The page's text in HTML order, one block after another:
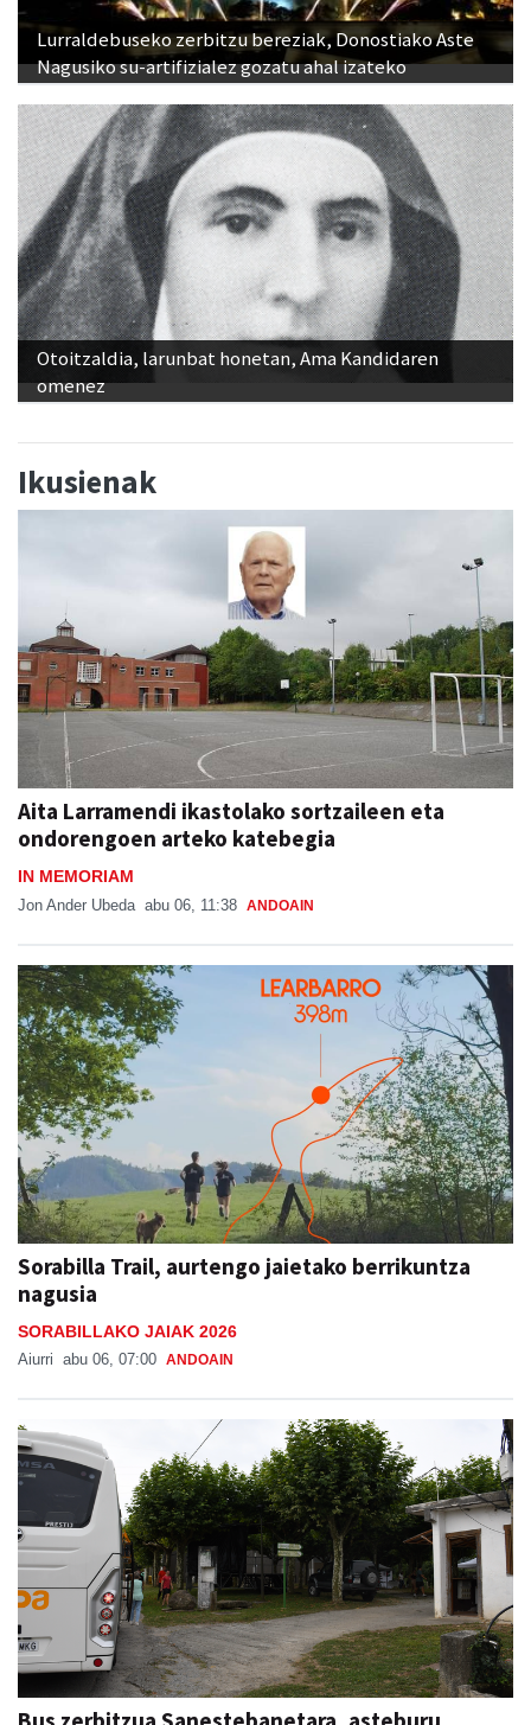
Lurraldebuseko zerbitzu bereziak, Donostiako Aste
Nagusiko su-artifizialez gozatu ahal izateko
Otoitzaldia, larunbat honetan, Ama Kandidaren
omenez
Ikusienak
Aita Larramendi ikastolako sortzaileen eta
ondorengoen arteko katebegia
IN MEMORIAM
Jon Ander Ubeda abu 06, 11:38 ANDOAIN
Sorabilla Trail, aurtengo jaietako berrikuntza
nagusia
SORABILLAKO JAIAK 2026
Aiurri abu 06, 07:00 ANDOAIN